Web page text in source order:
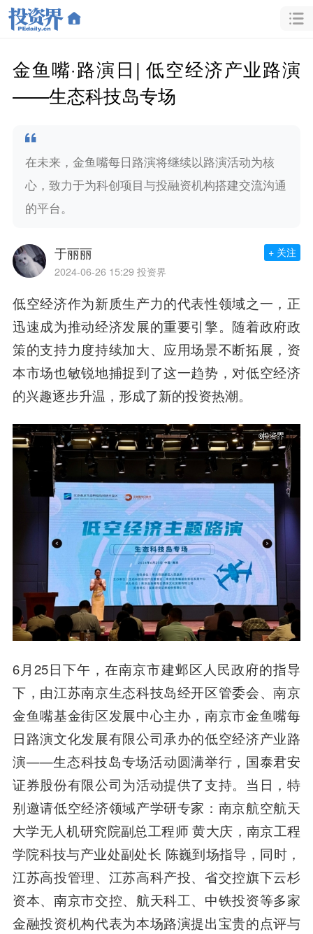
金鱼嘴·路演日| 低空经济产业路演
——生态科技岛专场
在未来，金鱼嘴每日路演将继续以路演活动为核
心，致力于为科创项目与投融资机构搭建交流沟通
的平台。
于丽丽
2024-06-26 15:29 投资界
+ 关注
低空经济作为新质生产力的代表性领域之一，正
迅速成为推动经济发展的重要引擎。随着政府政
策的支持力度持续加大、应用场景不断拓展，资
本市场也敏锐地捕捉到了这一趋势，对低空经济
的兴趣逐步升温，形成了新的投资热潮。
6月25日下午，在南京市建邺区人民政府的指导
下，由江苏南京生态科技岛经开区管委会、南京
金鱼嘴基金街区发展中心主办，南京市金鱼嘴每
日路演文化发展有限公司承办的低空经济产业路
演——生态科技岛专场活动圆满举行，国泰君安
证券股份有限公司为活动提供了支持。当日，特
别邀请低空经济领域产学研专家：南京航空航天
大学无人机研究院副总工程师 黄大庆，南京工程
学院科技与产业处副处长 陈巍到场指导，同时，
江苏高投管理、江苏高科产投、省交控旗下云杉
资本、南京市交控、航天科工、中铁投资等多家
金融投资机构代表为本场路演提出宝贵的点评与